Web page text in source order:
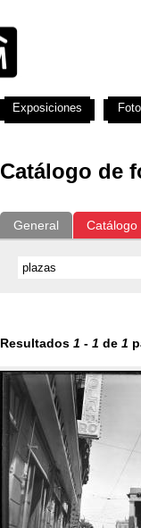
Catálogo de
General
Resultados 1 - 1 de 1
Exposiciones